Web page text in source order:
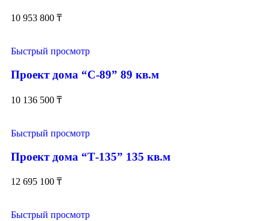
10 953 800 ₸
Быстрый просмотр
Проект дома “С-89” 89 кв.м
10 136 500 ₸
Быстрый просмотр
Проект дома “Т-135” 135 кв.м
12 695 100 ₸
Быстрый просмотр